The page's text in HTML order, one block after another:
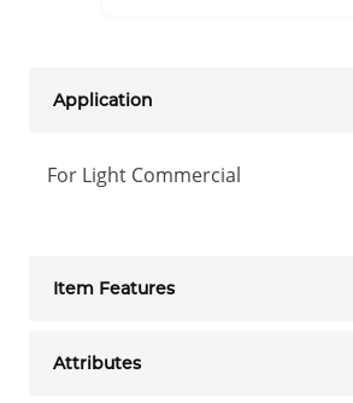
Application
For Light Commercial
Item Features
Attributes